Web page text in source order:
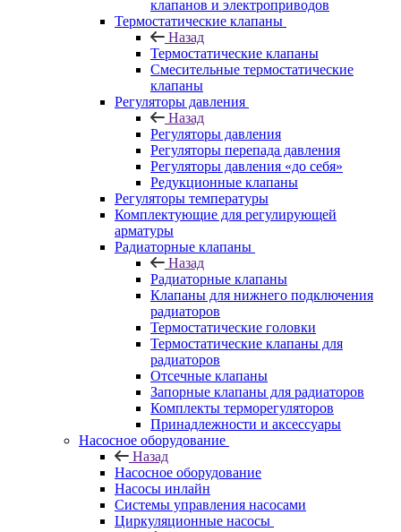
клапанов и электроприводов
Термостатические клапаны
Назад
Термостатические клапаны
Смесительные термостатические
клапаны
Регуляторы давления
Назад
Регуляторы давления
Регуляторы перепада давления
Регуляторы давления «до себя»
Редукционные клапаны
Регуляторы температуры
Комплектующие для регулирующей
арматуры
Радиаторные клапаны
Назад
Радиаторные клапаны
Клапаны для нижнего подключения
радиаторов
Термостатические головки
Термостатические клапаны для
радиаторов
Отсечные клапаны
Запорные клапаны для радиаторов
Комплекты терморегуляторов
Принадлежности и аксессуары
Насосное оборудование
Назад
Насосное оборудование
Насосы инлайн
Системы управления насосами
Циркуляционные насосы